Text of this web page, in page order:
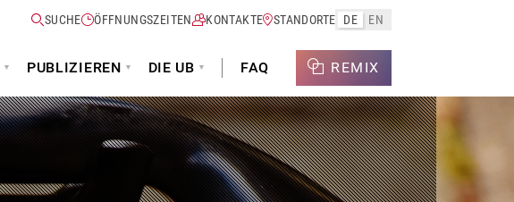
SUCHE ÖFFNUNGSZEITEN KONTAKTE STANDORTE DE EN
PUBLIZIEREN DIE UB FAQ REMIX